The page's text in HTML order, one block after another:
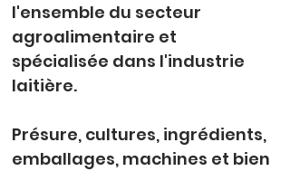
l'ensemble du secteur
agroalimentaire et
spécialisée dans l'industrie
laitière.
Présure, cultures, ingrédients,
emballages, machines et bien